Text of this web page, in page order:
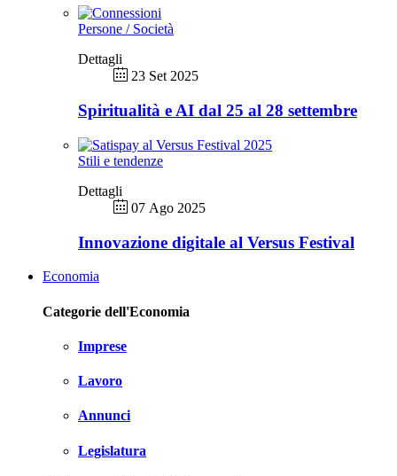
Persone / Società
Dettagli
23 Set 2025
Spiritualità e AI dal 25 al 28 settembre
Stili e tendenze
Dettagli
07 Ago 2025
Innovazione digitale al Versus Festival
Economia
Categorie dell'Economia
Imprese
Lavoro
Annunci
Legislatura